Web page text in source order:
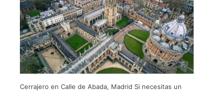
Cerrajero en Calle de Abada, Madrid Si necesitas un